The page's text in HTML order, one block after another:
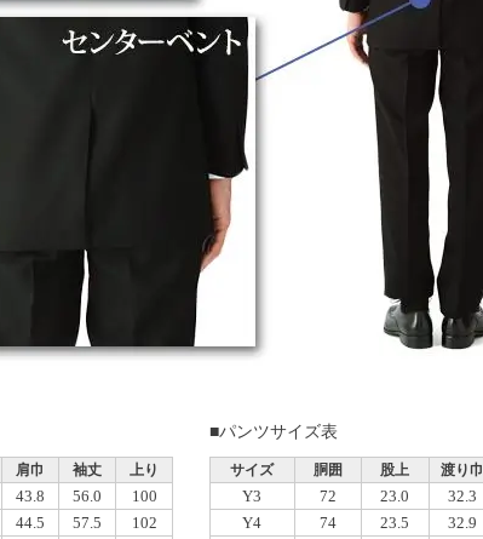
肩巾 袖丈 上り
43.8 56.0
100
44.5 57.5
102
■パンツサイズ表
サイズ 胴囲 股上 渡り巾
Y3 72 23.0 32.3
Y4
74 23.5 32.9